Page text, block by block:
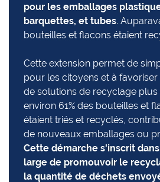
pour les emballages
barquettes, et tubes.
bouteilles et flacons étaient
Cette extension permet de
pour les citoyens et à
de solutions de recyclage plus
environ 61% des bouteilles et
étaient triés et recyclés,
de nouveaux emballages ou
Cette démarche s'inscrit
large de promouvoir le
la quantité de déchets